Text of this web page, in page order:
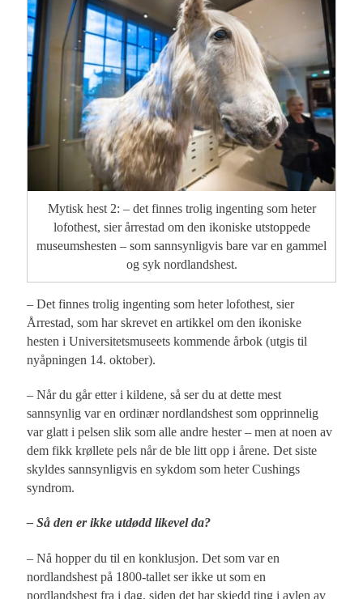
Mytisk hest 2: – det finnes trolig ingenting som heter
lofothest, sier årrestad om den ikoniske utstoppede
museumshesten – som sannsynligvis bare var en gammel
og syk nordlandshest.
– Det finnes trolig ingenting som heter lofothest, sier
Årrestad, som har skrevet en artikkel om den ikoniske
hesten i Universitetsmuseets kommende årbok (utgis til
nyåpningen 14. oktober).
– Når du går etter i kildene, så ser du at dette mest
sannsynlig var en ordinær nordlandshest som opprinnelig
var glatt i pelsen slik som alle andre hester – men at noen av
dem fikk krøllete pels når de ble litt opp i årene. Det siste
skyldes sannsynligvis en sykdom som heter Cushings
syndrom.
– Så den er ikke utdødd likevel da?
– Nå hopper du til en konklusjon. Det som var en
nordlandshest på 1800-tallet ser ikke ut som en
nordlandshest fra i dag, siden det har skjedd ting i avlen av